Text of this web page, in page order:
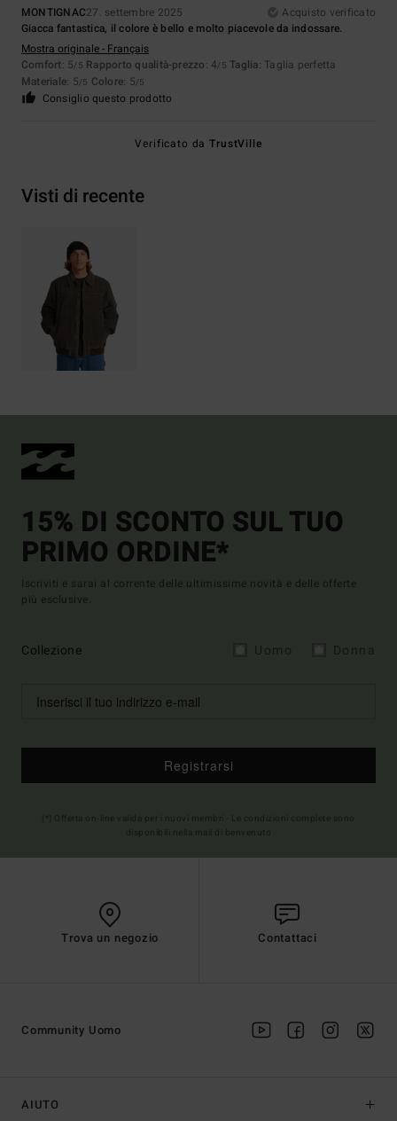
MONTIGNAC27. settembre 2025
Acquisto verificato
Giacca fantastica, il colore è bello e molto piacevole da indossare.
Mostra originale - Français
Comfort: 5/5 Rapporto qualità-prezzo: 4/5 Taglia: Taglia perfetta
Materiale: 5/5 Colore: 5/5
Consiglio questo prodotto
Verificato daTrustVille
Visti di recente
15% DI SCONTO SUL TUO
PRIMO ORDINE*
Iscriviti e sarai al corrente delle ultimissime novità e delle offerte
più esclusive.
Collezione
Registrarsi
Trova un negozio Contattaci
AIUTO
Community Uomo